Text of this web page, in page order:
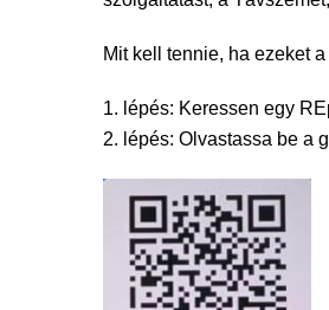
Mit kell tennie, ha ezeket
1. lépés: Keressen egy
2. lépés: Olvastassa be a